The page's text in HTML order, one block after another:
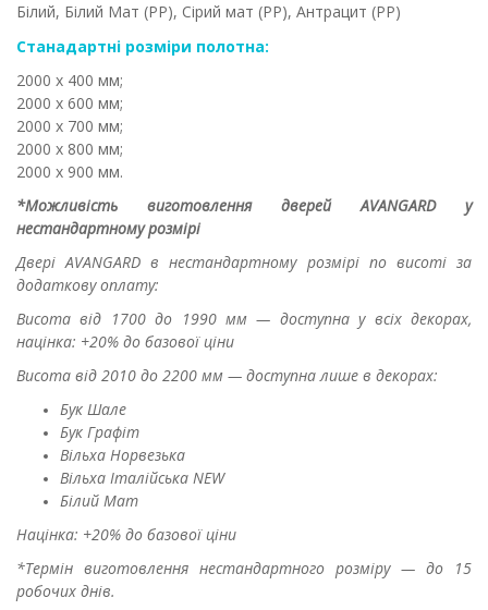
Білий, Білий Мат (PP), Сірий мат (РР), Антрацит (PP)
Станадартні розміри полотна:
2000 х 400 мм;
2000 х 600 мм;
2000 х 700 мм;
2000 х 800 мм;
2000 х 900 мм.
*Можливість виготовлення дверей AVANGARD у
нестандартному розмірі
Двері AVANGARD в нестандартному розмірі по висоті за
додаткову оплату:
Висота від 1700 до 1990 мм — доступна у всіх декорах,
націнка: +20% до базової ціни
Висота від 2010 до 2200 мм — доступна лише в декорах:
Бук Шале
Бук Графіт
Вільха Норвезька
Вільха Італійська NEW
Білий Мат
Націнка: +20% до базової ціни
*Термін виготовлення нестандартного розміру — до 15
робочих днів.